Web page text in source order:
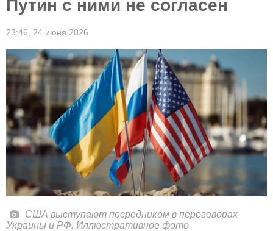
Путин с ними не согласен
23:46, 24 июня 2026
США выступают посредником в переговорах
Украины и РФ. Иллюстративное фото